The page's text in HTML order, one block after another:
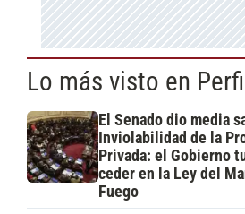
Lo más visto en
El Senado dio media
Inviolabilidad de la
Privada: el Gobierno
ceder en la Ley del
Fuego